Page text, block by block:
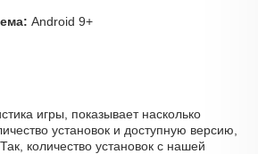
Android 9+
игры, показывает насколько
установок и доступную версию,
количество установок с нашей